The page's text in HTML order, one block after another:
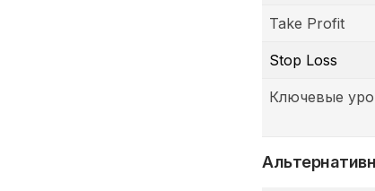
Take Profit
Stop Loss
Ключевые